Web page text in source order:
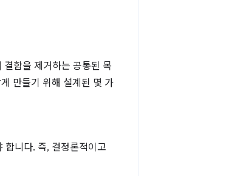
함을 제거하는 공통된 목
만들기 위해 설계된 몇 가
합니다. 즉, 결정론적이고